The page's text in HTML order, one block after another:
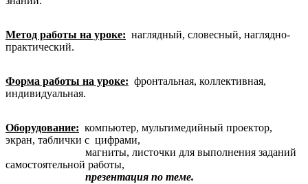
Метод работы на уроке: наглядный, словесный, наглядно-
практический.
Форма работы на уроке: фронтальная, коллективная,
индивидуальная.
Оборудование: компьютер, мультимедийный проектор,
экран, таблички с цифрами,
магниты, листочки для выполнения заданий
самостоятельной работы,
презентация по теме.